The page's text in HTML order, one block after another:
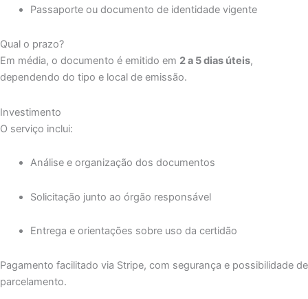
Passaporte ou documento de identidade vigente
Qual o prazo?
Em média, o documento é emitido em 2 a 5 dias úteis,
dependendo do tipo e local de emissão.
Investimento
O serviço inclui:
Análise e organização dos documentos
Solicitação junto ao órgão responsável
Entrega e orientações sobre uso da certidão
Pagamento facilitado via Stripe, com segurança e possibilidade de
parcelamento.